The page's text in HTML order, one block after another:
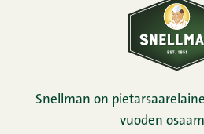
Snellman on
vuoden